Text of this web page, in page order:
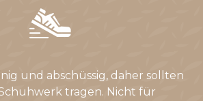
und abschüssig, daher sollten
tragen. Nicht für